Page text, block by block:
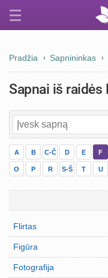
Pradžia Sapnininkas
Sapnai iš raidės
A B C-Č D E F
O P R S-Š T U
Flirtas
Figūra
Fotografija